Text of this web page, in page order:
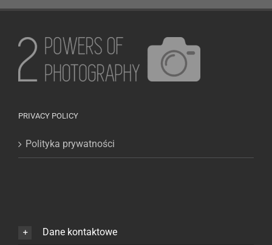
PRIVACY POLICY
Polityka prywatności
Dane kontaktowe